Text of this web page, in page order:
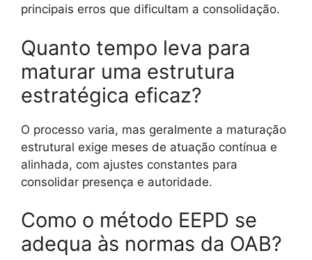
principais erros que dificultam a consolidação.
Quanto tempo leva para
maturar uma estrutura
estratégica eficaz?
O processo varia, mas geralmente a maturação
estrutural exige meses de atuação contínua e
alinhada, com ajustes constantes para
consolidar presença e autoridade.
Como o método EEPD se
adequa às normas da OAB?